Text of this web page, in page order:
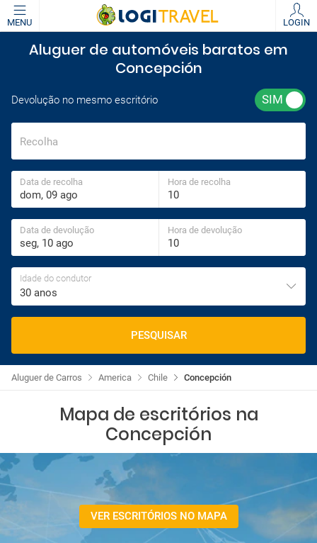
MENU LOGIN
Aluguer de automóveis baratos em
Concepción
Devolução no mesmo escritório
Recolha
Data de recolha Hora de recolha
Data de devolução Hora de devolução
Idade do condutor
30 anos
PESQUISAR
Concepción
Chile
America
Aluguer de Carros
Mapa de escritórios na
Concepción
VER ESCRITÓRIOS NO MAPA